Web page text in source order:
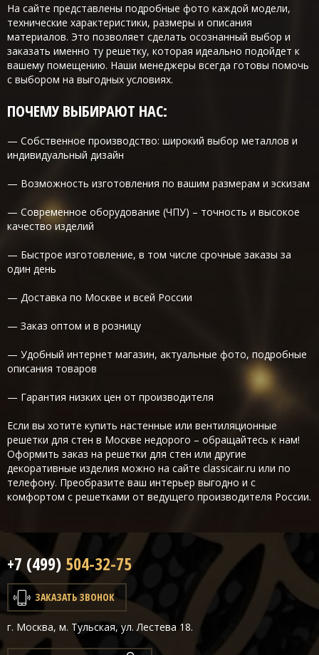
На сайте представлены подробные фото каждой модели,
технические характеристики, размеры и описания
материалов. Это позволяет сделать осознанный выбор и
заказать именно ту решетку, которая идеально подойдет к
вашему помещению. Наши менеджеры всегда готовы помочь
с выбором на выгодных условиях.
ПОЧЕМУ ВЫБИРАЮТ НАС:
— Собственное производство: широкий выбор металлов и
индивидуальный дизайн
— Возможность изготовления по вашим размерам и эскизам
— Современное оборудование (ЧПУ) – точность и высокое
качество изделий
— Быстрое изготовление, в том числе срочные заказы за
один день
— Доставка по Москве и всей России
— Заказ оптом и в розницу
— Удобный интернет магазин, актуальные фото, подробные
описания товаров
— Гарантия низких цен от производителя
Если вы хотите купить настенные или вентиляционные
решетки для стен в Москве недорого – обращайтесь к нам!
Оформить заказ на решетки для стен или другие
декоративные изделия можно на сайте classicair.ru или по
телефону. Преобразите ваш интерьер выгодно и с
комфортом с решетками от ведущего производителя России.
+7 (499) 504-32-75
ЗАКАЗАТЬ ЗВОНОК
г. Москва, м. Тульская, ул. Лестева 18.